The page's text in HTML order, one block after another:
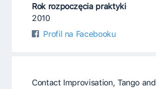
Rok rozpoczęcia praktyki
2010
Profil na Facebooku
Contact Improvisation, Tango and